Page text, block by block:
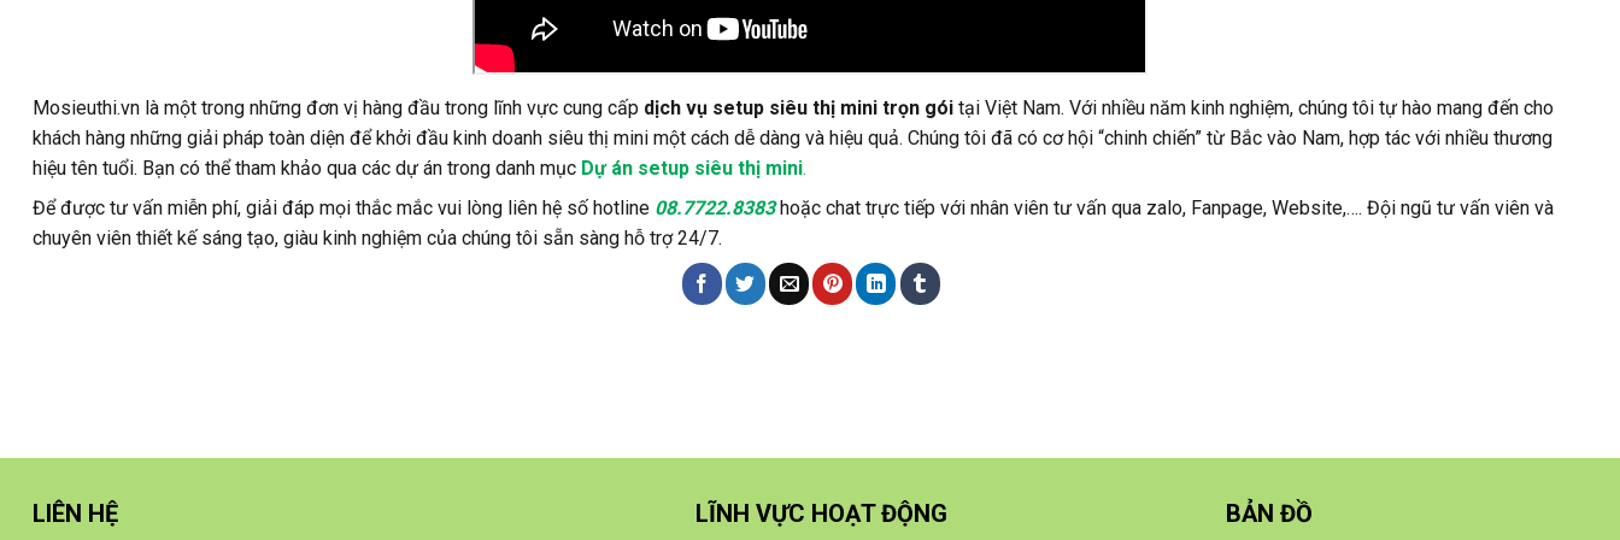
Mosieuthi.vn là một trong những đơn vị hàng đầu trong lĩnh vực cung cấp dịch vụ setup siêu thị mini trọn gói tại Việt Nam. Với nhiều năm kinh nghiệm, chúng tôi tự hào mang đến cho
khách hàng những giải pháp toàn diện để khởi đầu kinh doanh siêu thị mini một cách dễ dàng và hiệu quả. Chúng tôi đã có cơ hội “chinh chiến” từ Bắc vào Nam, hợp tác với nhiều thương
hiệu tên tuổi. Bạn có thể tham khảo qua các dự án trong danh mục Dự án setup siêu thị mini.
Để được tư vấn miễn phí, giải đáp mọi thắc mắc vui lòng liên hệ số hotline 08.7722.8383hoặc chat trực tiếp với nhân viên tư vấn qua zalo, Fanpage, Website,…. Đội ngũ tư vấn viên và
chuyên viên thiết kế sáng tạo, giàu kinh nghiệm của chúng tôi sẵn sàng hỗ trợ 24/7.
LIÊN HỆ LĨNH VỰC HOẠT ĐỘNG BẢN ĐỒ